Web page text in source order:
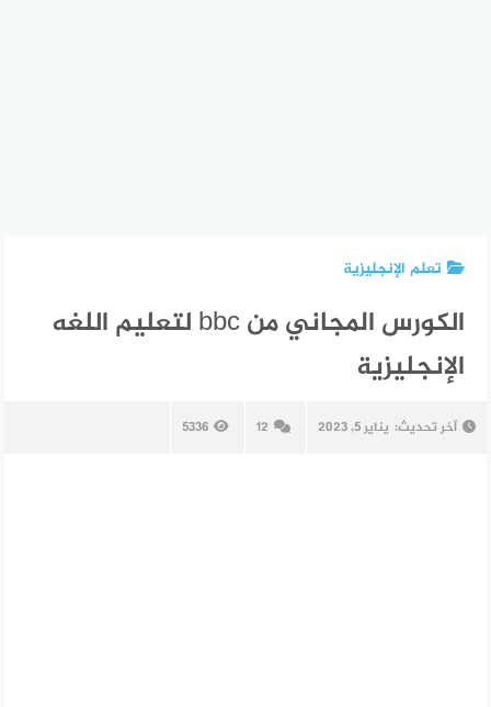
تعلم الإنجليزية
الكورس المجاني من bbc لتعليم اللغه
الإنجليزية
آخر تحديث: يناير 5, 2023 12
5336